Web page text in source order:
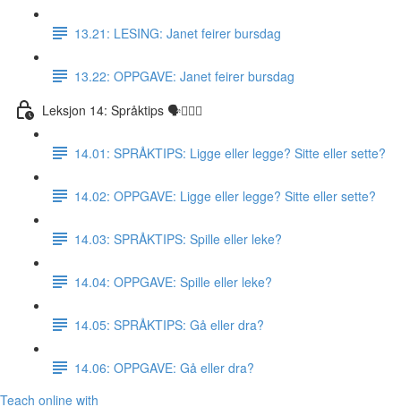
13.21: LESING: Janet feirer bursdag
13.22: OPPGAVE: Janet feirer bursdag
Leksjon 14: Språktips 🗣☝🏼✅
14.01: SPRÅKTIPS: Ligge eller legge? Sitte eller sette?
14.02: OPPGAVE: Ligge eller legge? Sitte eller sette?
14.03: SPRÅKTIPS: Spille eller leke?
14.04: OPPGAVE: Spille eller leke?
14.05: SPRÅKTIPS: Gå eller dra?
14.06: OPPGAVE: Gå eller dra?
Teach online with